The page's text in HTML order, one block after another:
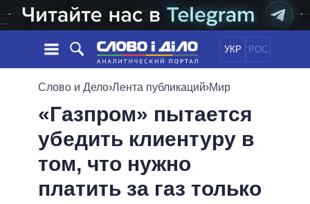
УКР РОС
НОВОСТИ
ЛЕНТА
СОБЫТИЯ
СТАТЬИ
МНЕНИЯ
ОБЗОРЫ
ПОЛИТИКА
ЭКОНОМИКА
ОБЩЕСТВО
ОБЕЩАНИЯ
ПОЛИТИКИ
ПРЕЗИДЕНТ И ОФИС
ИНФОГРАФИКА
Слово и Дело›Лента публикаций›Мир
«Газпром» пытается
убедить клиентуру в
том, что нужно
платить за газ только